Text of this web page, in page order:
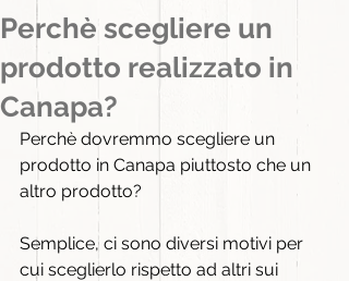
Perchè scegliere un
prodotto realizzato in
Canapa?
Perchè dovremmo scegliere un
prodotto in Canapa piuttosto che un
altro prodotto?
Semplice, ci sono diversi motivi per
cui sceglierlo rispetto ad altri sui